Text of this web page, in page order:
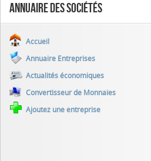
Annuaire des sociétés
Accueil
Annuaire Entreprises
Actualités économiques
Convertisseur de Monnaies
Ajoutez une entreprise